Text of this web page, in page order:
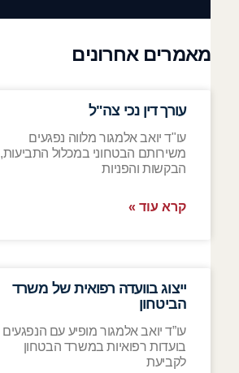
מאמרים אחרונים
עורך דין נכי צה"ל
עו"ד יואב אלמגור מלווה נפגעים
משירותם הבטחוני במכלול התביעות,
הבקשות והפניות
קרא עוד »
ייצוג בוועדה רפואית של משרד
הביטחון
עו”ד יואב אלמגור מופיע עם הנפגעים
בועדות רפואיות במשרד הבטחון
לקביעת